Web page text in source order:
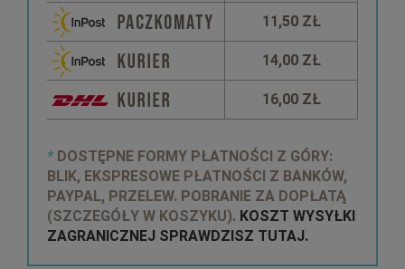
11,50 ZŁ
14,00 ZŁ
16,00 ZŁ
* DOSTĘPNE FORMY PŁATNOŚCI Z GÓRY:
BLIK, EKSPRESOWE PŁATNOŚCI Z BANKÓW,
PAYPAL, PRZELEW. POBRANIE ZA DOPŁATĄ
(SZCZEGÓŁY W KOSZYKU). KOSZT WYSYŁKI
ZAGRANICZNEJ SPRAWDZISZ TUTAJ.